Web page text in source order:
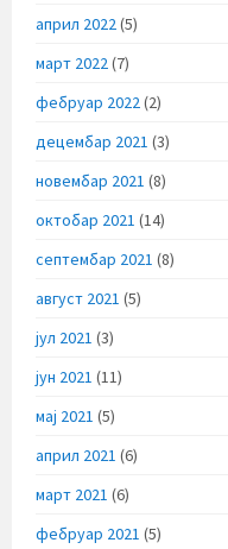
април 2022(5)
март 2022(7)
фебруар 2022(2)
децембар 2021 (3)
новембар 2021 (8)
октобар 2021 (14)
септембар 2021 (8)
август 2021 (5)
јул 2021 (3)
јун 2021 (11)
мај 2021 (5)
април 2021 (6)
март 2021 (6)
фебруар 2021 (5)